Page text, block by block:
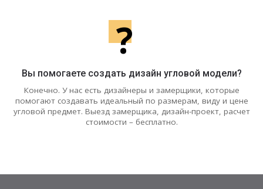
?
Вы помогаете создать дизайн угловой модели?
Конечно. У нас есть дизайнеры и замерщики, которые
помогают создавать идеальный по размерам, виду и цене
угловой предмет. Выезд замерщика, дизайн-проект, расчет
стоимости – бесплатно.